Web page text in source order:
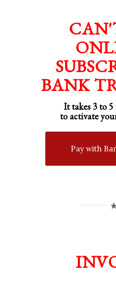
BANK
It takes 3 to
to activate
Pay with